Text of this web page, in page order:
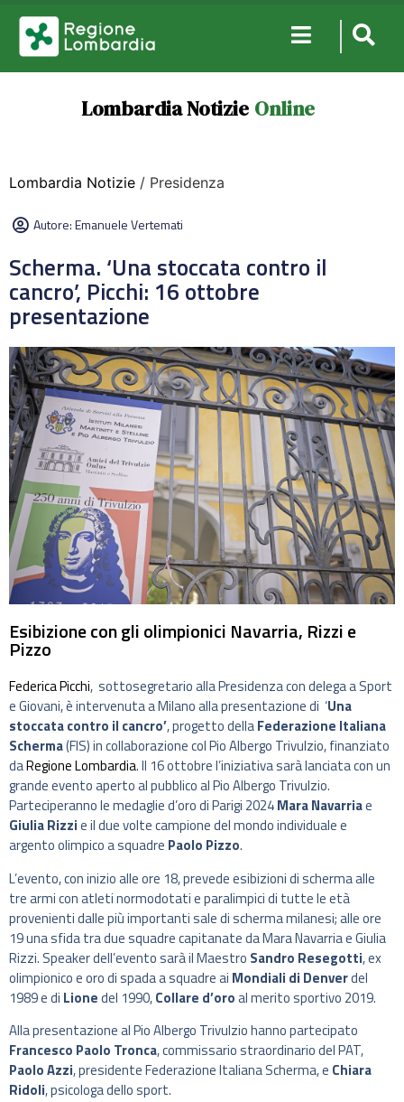
Lombardia Notizie Online
Lombardia Notizie / Presidenza
Autore:Emanuele Vertemati
Scherma. ‘Una stoccata contro il
cancro’, Picchi: 16 ottobre
presentazione
Esibizione con gli olimpionici Navarria, Rizzi e
Pizzo
Federica Picchi, sottosegretario alla Presidenza con delega a Sport
e Giovani, è intervenuta a Milano alla presentazione di ‘Una
stoccata contro il cancro’, progetto dellaFederazione Italiana
Scherma(FIS) in collaborazione col Pio Albergo Trivulzio, finanziato
daRegione Lombardia. Il 16 ottobre l’iniziativa sarà lanciata con un
grande evento aperto al pubblico al Pio Albergo Trivulzio.
Parteciperanno le medaglie d’oro di Parigi 2024Mara Navarriae
Giulia Rizzie il due volte campione del mondo individuale e
argento olimpico a squadre Paolo Pizzo.
L’evento, con inizio alle ore 18, prevede esibizioni di scherma alle
tre armi con atleti normodotati e paralimpici di tutte le età
provenienti dalle più importanti sale di scherma milanesi; alle ore
19 una sfida tra due squadre capitanate da Mara Navarria e Giulia
Rizzi. Speaker dell’evento sarà il Maestro Sandro Resegotti, ex
olimpionico e oro di spada a squadre ai Mondiali di Denverdel
1989 e di Lionedel 1990,Collare d’oroal merito sportivo 2019.
Alla presentazione al Pio Albergo Trivulzio hanno partecipato
Francesco Paolo Tronca, commissario straordinario del PAT,
Paolo Azzi, presidente Federazione Italiana Scherma, e Chiara
Ridoli, psicologa dello sport.